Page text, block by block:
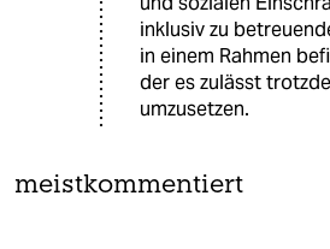
inklusiv zu
in einem Rahmen
der es zulässt
umzusetzen.
meistkommentiert